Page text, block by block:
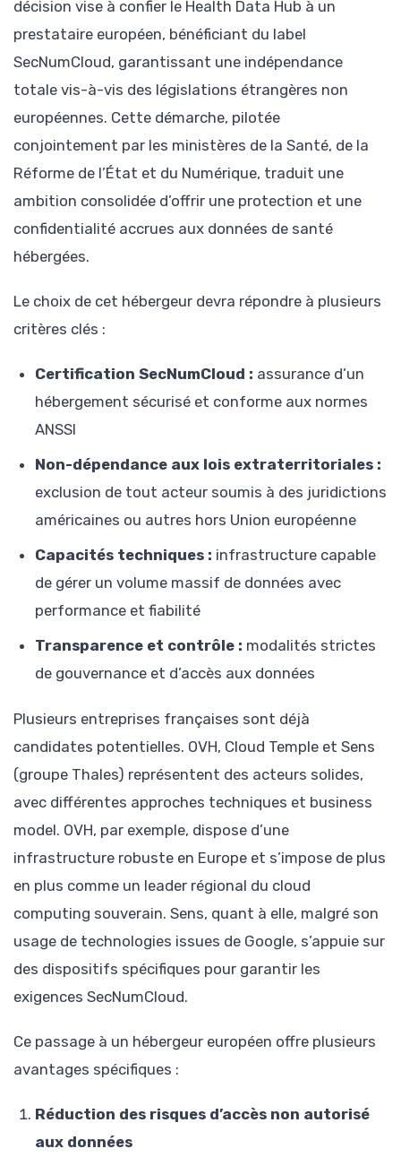
décision vise à confier le Health Data Hub à un
prestataire européen, bénéficiant du label
SecNumCloud, garantissant une indépendance
totale vis-à-vis des législations étrangères non
européennes. Cette démarche, pilotée
conjointement par les ministères de la Santé, de la
Réforme de l’État et du Numérique, traduit une
ambition consolidée d’offrir une protection et une
confidentialité accrues aux données de santé
hébergées.
Le choix de cet hébergeur devra répondre à plusieurs
critères clés :
Certification SecNumCloud : assurance d’un
hébergement sécurisé et conforme aux normes
ANSSI
Non-dépendance aux lois extraterritoriales :
exclusion de tout acteur soumis à des juridictions
américaines ou autres hors Union européenne
Capacités techniques : infrastructure capable
de gérer un volume massif de données avec
performance et fiabilité
Transparence et contrôle : modalités strictes
de gouvernance et d’accès aux données
Plusieurs entreprises françaises sont déjà
candidates potentielles. OVH, Cloud Temple et Sens
(groupe Thales) représentent des acteurs solides,
avec différentes approches techniques et business
model. OVH, par exemple, dispose d’une
infrastructure robuste en Europe et s’impose de plus
en plus comme un leader régional du cloud
computing souverain. Sens, quant à elle, malgré son
usage de technologies issues de Google, s’appuie sur
des dispositifs spécifiques pour garantir les
exigences SecNumCloud.
Ce passage à un hébergeur européen offre plusieurs
avantages spécifiques :
Réduction des risques d’accès non autorisé
aux données